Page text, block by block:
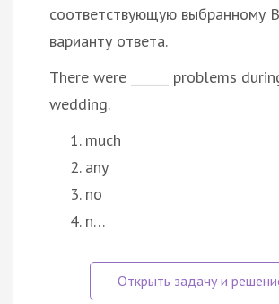
соответствующую выбранному
варианту ответа.
There were ______ problems
wedding.
much
any
no
n…